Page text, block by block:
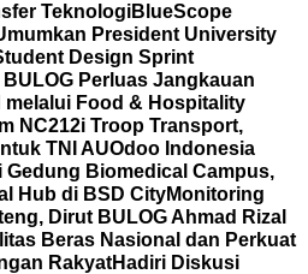
TeknologiBlueScope
President University
Design Sprint
BULOG Perluas Jangkauan
melalui Food & Hospitality
NC212i Troop Transport,
TNI AUOdoo Indonesia
Biomedical Campus,
Hub di BSD CityMonitoring
Dirut BULOG Ahmad Rizal
Beras Nasional dan Perkuat
RakyatHadiri Diskusi